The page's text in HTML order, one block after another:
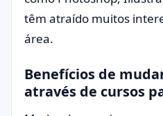
têm atraído muitos
área.
Benefícios de
através de cursos